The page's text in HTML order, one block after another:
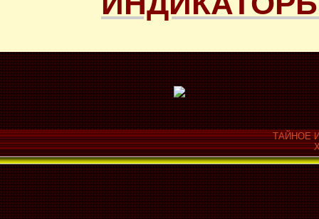
ТАЙНОЕ